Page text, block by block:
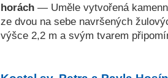
horách — Uměle vytvořená
ze dvou na sebe navršených
výšce 2,2 m a svým tvarem